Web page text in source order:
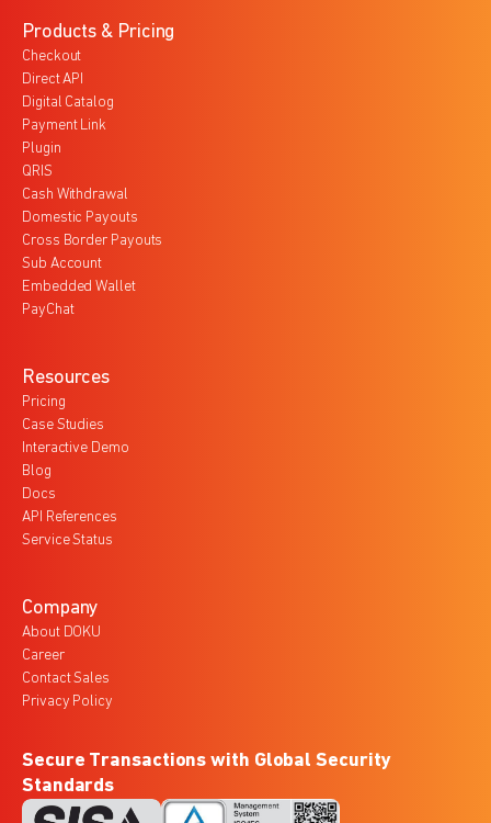
Products & Pricing
Checkout
Direct API
Digital Catalog
Payment Link
Plugin
QRIS
Cash Withdrawal
Domestic Payouts
Cross Border Payouts
Sub Account
Embedded Wallet
PayChat
Resources
Pricing
Case Studies
Interactive Demo
Blog
Docs
API References
Service Status
Company
About DOKU
Career
Contact Sales
Privacy Policy
Secure Transactions with Global Security
Standards